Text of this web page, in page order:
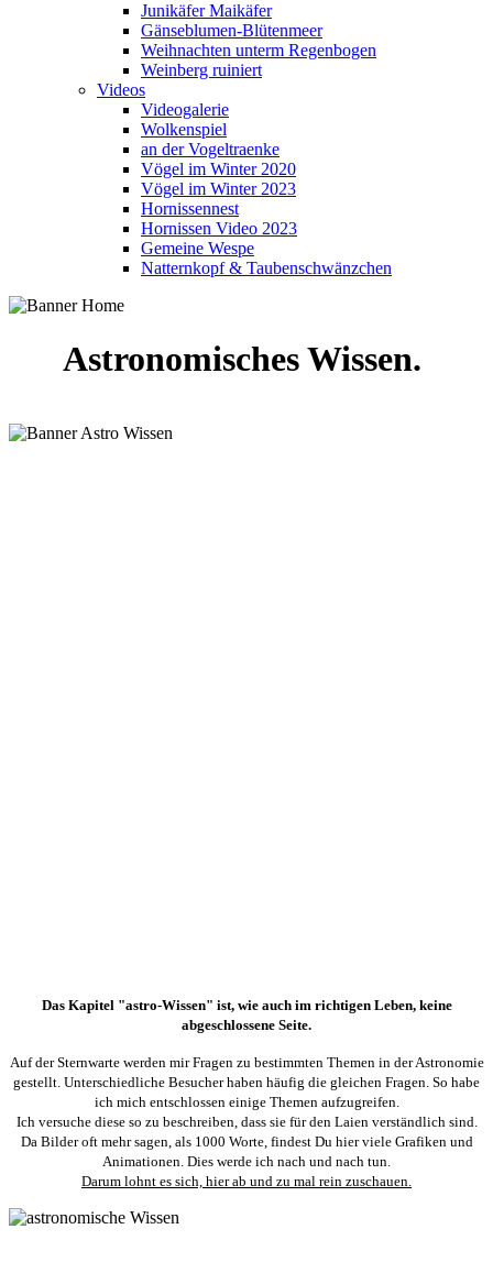
Junikäfer Maikäfer
Gänseblumen-Blütenmeer
Weihnachten unterm Regenbogen
Weinberg ruiniert
Videos
Videogalerie
Wolkenspiel
an der Vogeltraenke
Vögel im Winter 2020
Vögel im Winter 2023
Hornissennest
Hornissen Video 2023
Gemeine Wespe
Natternkopf & Taubenschwänzchen
Astronomisches Wissen.
Das Kapitel "astro-Wissen" ist, wie auch im richtigen Leben, keine
abgeschlossene Seite.
Auf der Sternwarte werden mir Fragen zu bestimmten Themen in der Astronomie
gestellt. Unterschiedliche Besucher haben häufig die gleichen Fragen. So habe
ich mich entschlossen einige Themen aufzugreifen.
Ich versuche diese so zu beschreiben, dass sie für den Laien verständlich sind.
Da Bilder oft mehr sagen, als 1000 Worte, findest Du hier viele Grafiken und
Animationen. Dies werde ich nach und nach tun.
Darum lohnt es sich, hier ab und zu mal rein zuschauen.